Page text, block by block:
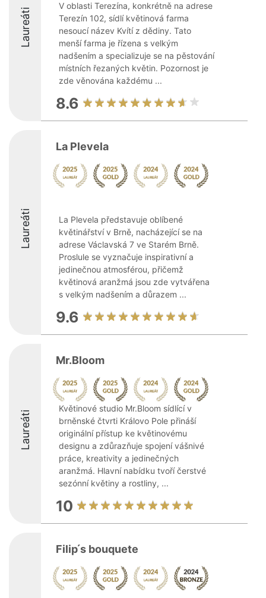
Laureáti
V oblasti Terezína, konkrétně na adrese
Terezín 102, sídlí květinová farma
nesoucí název Kvítí z dědiny. Tato
menší farma je řízena s velkým
nadšením a specializuje se na pěstování
místních řezaných květin. Pozornost je
zde věnována každému ...
8.6
Laureáti
La Plevela
La Plevela představuje oblíbené
květinářství v Brně, nacházející se na
adrese Václavská 7 ve Starém Brně.
Proslule se vyznačuje inspirativní a
jedinečnou atmosférou, přičemž
květinová aranžmá jsou zde vytvářena
s velkým nadšením a důrazem ...
9.6
Laureáti
Mr.Bloom
Květinové studio Mr.Bloom sídlící v
brněnské čtvrti Královo Pole přináší
originální přístup ke květinovému
designu a zdůrazňuje spojení vášnivé
práce, kreativity a jedinečných
aranžmá. Hlavní nabídku tvoří čerstvé
sezónní květiny a rostliny, ...
10
Filip ́s bouquete